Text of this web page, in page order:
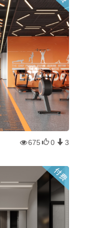
675 0 3